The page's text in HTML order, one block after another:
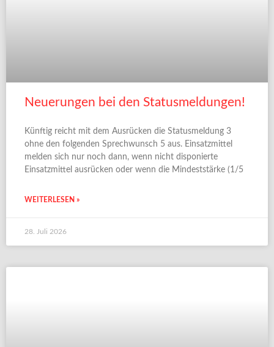
Neuerungen bei den Statusmeldungen!
Künftig reicht mit dem Ausrücken die Statusmeldung 3
ohne den folgenden Sprechwunsch 5 aus. Einsatzmittel
melden sich nur noch dann, wenn nicht disponierte
Einsatzmittel ausrücken oder wenn die Mindeststärke (1/5
WEITERLESEN »
28. Juli 2026